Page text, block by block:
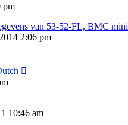
pm
van 53-52-FL, BMC mini
2:06 pm
10:46 am